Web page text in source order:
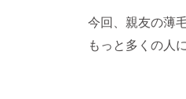
今回、親友の薄
もっと多くの人